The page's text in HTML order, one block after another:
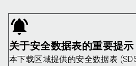
关于安全数据表的重要提
本下载区域提供的安全数据表